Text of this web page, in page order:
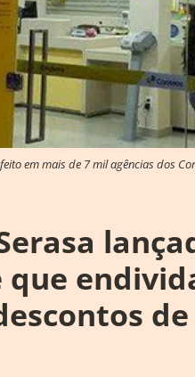
em mais de 7 mil agências dos